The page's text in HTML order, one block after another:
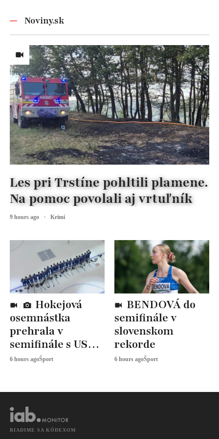
Noviny.sk
osemnástka
prehrala v
semifinále s USA,
zabojuje o BRONZ
6 hours agoŠport
semifinále v
slovenskom
rekorde
6 hours agoŠport
Les pri Trstíne pohltili plamene.
Na pomoc povolali aj vrtuľník
9 hours ago Krimi
RIADIME SA KÓDEXOM